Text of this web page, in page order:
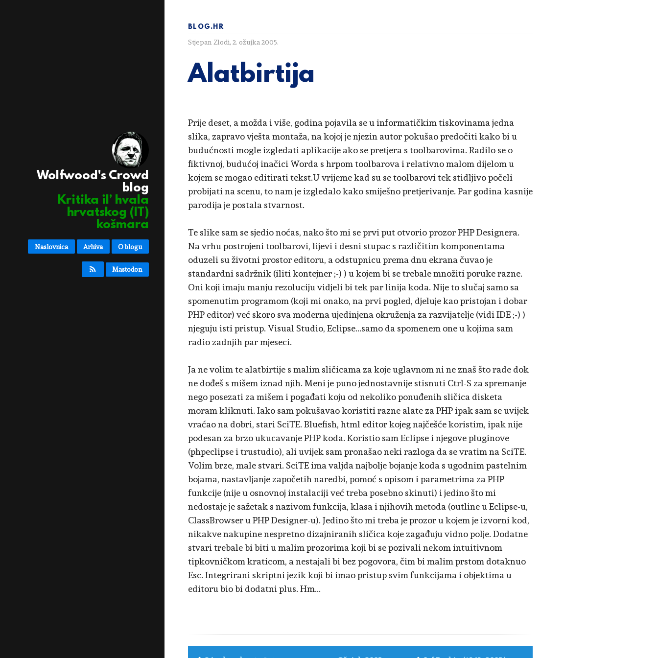
Wolfwood's Crowd
blog
Kritika il’ hvala
hrvatskog (IT)
košmara
Naslovnica Arhiva O blogu
Mastodon
BLOG.HR
Stjepan Zlodi, 2. ožujka 2005.
Alatbirtija
Prije deset, a možda i više, godina pojavila se u informatičkim tiskovinama jedna
slika, zapravo vješta montaža, na kojoj je njezin autor pokušao predočiti kako bi u
budućnosti mogle izgledati aplikacije ako se pretjera s toolbarovima. Radilo se o
fiktivnoj, budućoj inačici Worda s hrpom toolbarova i relativno malom dijelom u
kojem se mogao editirati tekst.U vrijeme kad su se toolbarovi tek stidljivo počeli
probijati na scenu, to nam je izgledalo kako smiješno pretjerivanje. Par godina kasnije
parodija je postala stvarnost.
Te slike sam se sjedio noćas, nako što mi se prvi put otvorio prozor PHP Designera.
Na vrhu postrojeni toolbarovi, lijevi i desni stupac s različitim komponentama
oduzeli su životni prostor editoru, a odstupnicu prema dnu ekrana čuvao je
standardni sadržnik (iliti kontejner ;-) ) u kojem bi se trebale množiti poruke razne.
Oni koji imaju manju rezoluciju vidjeli bi tek par linija koda. Nije to slučaj samo sa
spomenutim programom (koji mi onako, na prvi pogled, djeluje kao pristojan i dobar
PHP editor) već skoro sva moderna ujedinjena okruženja za razvijatelje (vidi IDE ;-) )
njeguju isti pristup. Visual Studio, Eclipse...samo da spomenem one u kojima sam
radio zadnjih par mjeseci.
Ja ne volim te alatbirtije s malim sličicama za koje uglavnom ni ne znaš što rade dok
ne dođeš s mišem iznad njih. Meni je puno jednostavnije stisnuti Ctrl-S za spremanje
nego posezati za mišem i pogađati koju od nekoliko ponuđenih sličica disketa
moram kliknuti. Iako sam pokušavao koristiti razne alate za PHP ipak sam se uvijek
vraćao na dobri, stari SciTE. Bluefish, html editor kojeg najčešće koristim, ipak nije
podesan za brzo ukucavanje PHP koda. Koristio sam Eclipse i njegove pluginove
(phpeclipse i trustudio), ali uvijek sam pronašao neki razloga da se vratim na SciTE.
Volim brze, male stvari. SciTE ima valjda najbolje bojanje koda s ugodnim pastelnim
bojama, nastavljanje započetih naredbi, pomoć s opisom i parametrima za PHP
funkcije (nije u osnovnoj instalaciji već treba posebno skinuti) i jedino što mi
nedostaje je sažetak s nazivom funkcija, klasa i njihovih metoda (outline u Eclipse-u,
ClassBrowser u PHP Designer-u). Jedino što mi treba je prozor u kojem je izvorni kod,
nikakve nakupine nespretno dizajniranih sličica koje zagađuju vidno polje. Dodatne
stvari trebale bi biti u malim prozorima koji bi se pozivali nekom intuitivnom
tipkovničkom kraticom, a nestajali bi bez pogovora, čim bi malim prstom dotaknuo
Esc. Integrirani skriptni jezik koji bi imao pristup svim funkcijama i objektima u
editoru bio bi dodatni plus. Hm...